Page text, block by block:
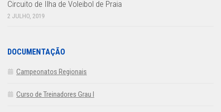
Circuito de Ilha de Voleibol de Praia
2 JULHO, 2019
DOCUMENTAÇÃO
Campeonatos Regionais
Curso de Treinadores Grau I